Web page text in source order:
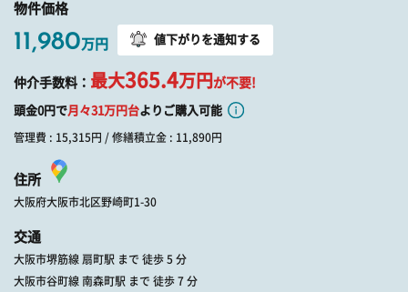
物件価格
11,980万円 値下がりを通知する
仲介手数料： 最大365.4万円 が不要!
頭金0円で月々31 万円台よりご購入可能
管理費 : 15,315円 / 修繕積立金 : 11,890円
住所
大阪府大阪市北区野崎町1-30
交通
大阪市堺筋線 扇町駅 まで 徒歩 5 分
大阪市谷町線 南森町駅 まで 徒歩 7 分